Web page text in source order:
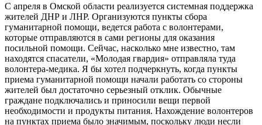
С апреля в Омской области реализуется системная поддержка
жителей ДНР и ЛНР. Организуются пункты сбора
гуманитарной помощи, ведется работа с волонтерами,
которые отправляются в сами регионы для оказания
посильной помощи. Сейчас, насколько мне известно, там
находятся спасатели, «Молодая гвардия» отправляла туда
волонтера-медика. Я бы хотел подчеркнуть, когда пункты
приема гуманитарной помощи начали работать со стороны
жителей был достаточно серьезный отклик. Обычные
граждане подключались и приносили вещи первой
необходимости и продукты питания. Нахождение волонтеров
на пунктах приема было значимым, поскольку люди несли